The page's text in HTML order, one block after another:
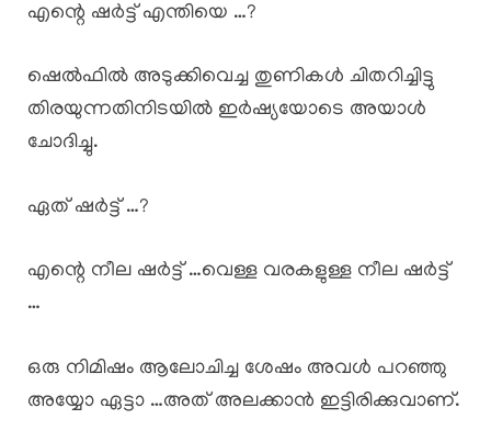
എന്റെ ഷർട്ട് എന്തിയെ …?
ഷെൽഫിൽ അടുക്കിവെച്ച തുണികൾ ചിതറിച്ചിട്ടു
തിരയുന്നതിനിടയിൽ ഇർഷ്യയോടെ അയാൾ
ചോദിച്ചു.
ഏത് ഷർട്ട് …?
എന്റെ നീല ഷർട്ട് …വെള്ള വരകളുള്ള നീല ഷർട്ട്
…
ഒരു നിമിഷം ആലോചിച്ച ശേഷം അവൾ പറഞ്ഞു
അയ്യോ ഏട്ടാ …അത് അലക്കാൻ ഇട്ടിരിക്കുവാണ്.